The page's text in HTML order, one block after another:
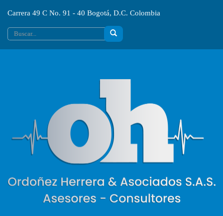
Carrera 49 C No. 91 - 40 Bogotá, D.C. Colombia